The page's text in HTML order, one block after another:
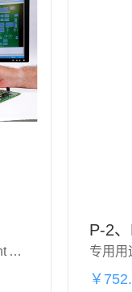
PCB电路板诊断系统 PinPoint Alpha 专用用
￥